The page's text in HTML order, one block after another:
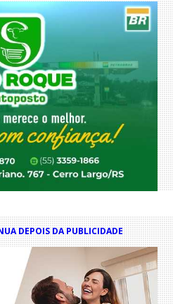
DEPOIS DA PUBLICIDADE